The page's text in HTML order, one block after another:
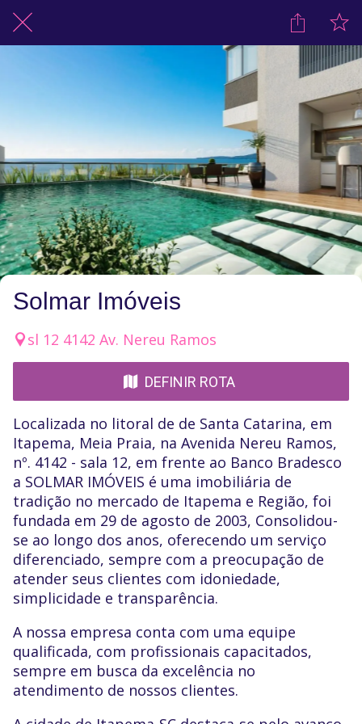
Solmar Imóveis
sl 12 4142 Av. Nereu Ramos
DEFINIR ROTA
Localizada no litoral de de Santa Catarina, em
Itapema, Meia Praia, na Avenida Nereu Ramos,
nº. 4142 - sala 12, em frente ao Banco Bradesco
a SOLMAR IMÓVEIS é uma imobiliária de
tradição no mercado de Itapema e Região, foi
fundada em 29 de agosto de 2003, Consolidou-
se ao longo dos anos, oferecendo um serviço
diferenciado, sempre com a preocupação de
atender seus clientes com idoniedade,
simplicidade e transparência.
A nossa empresa conta com uma equipe
qualificada, com profissionais capacitados,
sempre em busca da excelência no
atendimento de nossos clientes.